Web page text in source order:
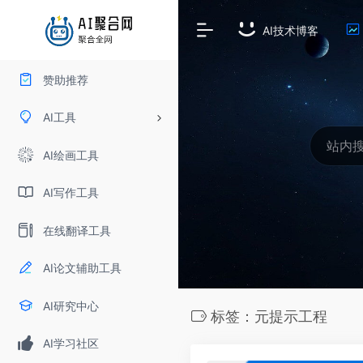
赞助推荐
AI工具
AI绘画工具
AI写作工具
在线翻译工具
AI论文辅助工具
AI研究中心
AI学习社区
AI技术博客
标签：元提示工程